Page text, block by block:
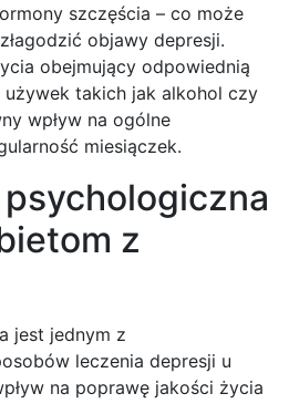
szczęścia – co może
objawy depresji.
obejmujący odpowiednią
używek takich jak alkohol czy
wpływ na ogólne
miesiączek.
z
jest jednym z
leczenia depresji u
na poprawę jakości życia